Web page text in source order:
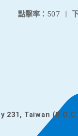
點擊率： 507 |
231, Taiwan